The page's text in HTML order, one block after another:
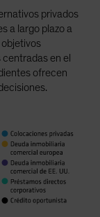
privados
a largo plazo a
en el
ofrecen